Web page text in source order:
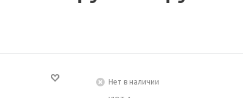
Нет в наличии